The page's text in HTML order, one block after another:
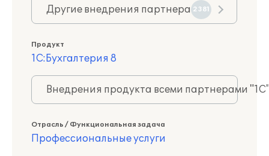
Другие внедрения партнера 2381
Продукт
1С:Бухгалтерия 8
Внедрения продукта всеми партнерами
Отрасль / Функциональная задача
Профессиональные услуги